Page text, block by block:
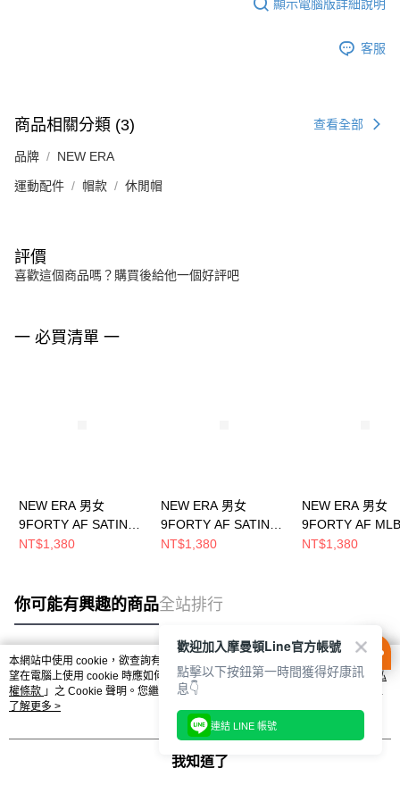
顯示電腦版詳細說明
客服
商品相關分類 (3) 查看全部
品牌 NEW ERA
運動配件 帽款 休閒帽
評價
喜歡這個商品嗎？購買後給他一個好評吧
一 必買清單 一
NEW ERA 男女
9FORTY AF SATIN
COOPERSTOWN 洛
NT$1,380
NEW ERA 男女
9FORTY AF SATIN
COOPERSTOWN 芝
NT$1,380
NEW ERA 男女
9FORTY AF
轉 UPSIDE
NT$1,380
你可能有興趣的商品全站排行
熱門標籤
本網站中使用 cookie，欲查詢有關本網站使用 cookie 方式之詳情，及若您不希
望在電腦上使用 cookie 時應如何變更電腦的 cookie 設定，請參閱本網站「
隱私
權條款 」之 Cookie 聲明。您繼續使用本網站即表示您同意本公司得按本網站使
用條款之 Cookie 聲明使用 cookie。
了解更多 >
我知道了
歡迎加入摩曼頓Line官方帳號
點擊以下按鈕第一時間獲得好康訊
息👇
連結 LINE 帳號